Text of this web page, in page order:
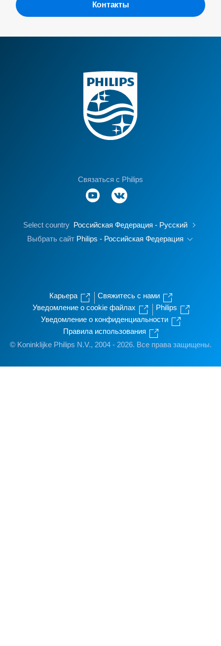
Контакты
Связаться с Philips
Select country Российская Федерация - Русский
Выбрать сайт Philips - Российская Федерация
Карьера
Свяжитесь с нами
Уведомление о cookie файлах
Philips
Уведомление о конфиденциальности
Правила использования
© Koninklijke Philips N.V., 2004 - 2026. Все права защищены.